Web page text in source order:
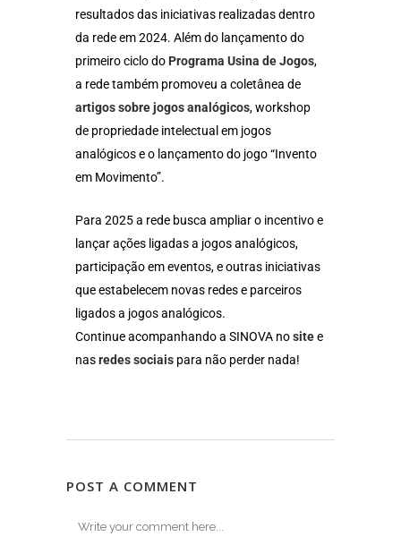
resultados das iniciativas realizadas dentro
da rede em 2024. Além do lançamento do
primeiro ciclo do Programa Usina de Jogos,
a rede também promoveu a coletânea de
artigos sobre jogos analógicos, workshop
de propriedade intelectual em jogos
analógicos e o lançamento do jogo “Invento
em Movimento”.
Para 2025 a rede busca ampliar o incentivo e
lançar ações ligadas a jogos analógicos,
participação em eventos, e outras iniciativas
que estabelecem novas redes e parceiros
ligados a jogos analógicos.
Continue acompanhando a SINOVA nositee
nasredes sociais para não perder nada!
POST A COMMENT